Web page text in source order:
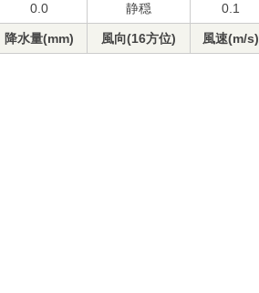
0.0 静穏 0.1
降水量(mm) 風向(16方位) 風速(m/s)